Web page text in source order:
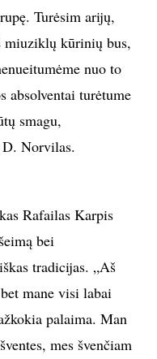
Turėsim arijų,
miuziklų kūrinių bus,
nuo to
absolventai turėtume
smagu,
Norvilas.
Rafailas Karpis
bei
tradicijas. „Aš
mane visi labai
palaima. Man
mes švenčiam